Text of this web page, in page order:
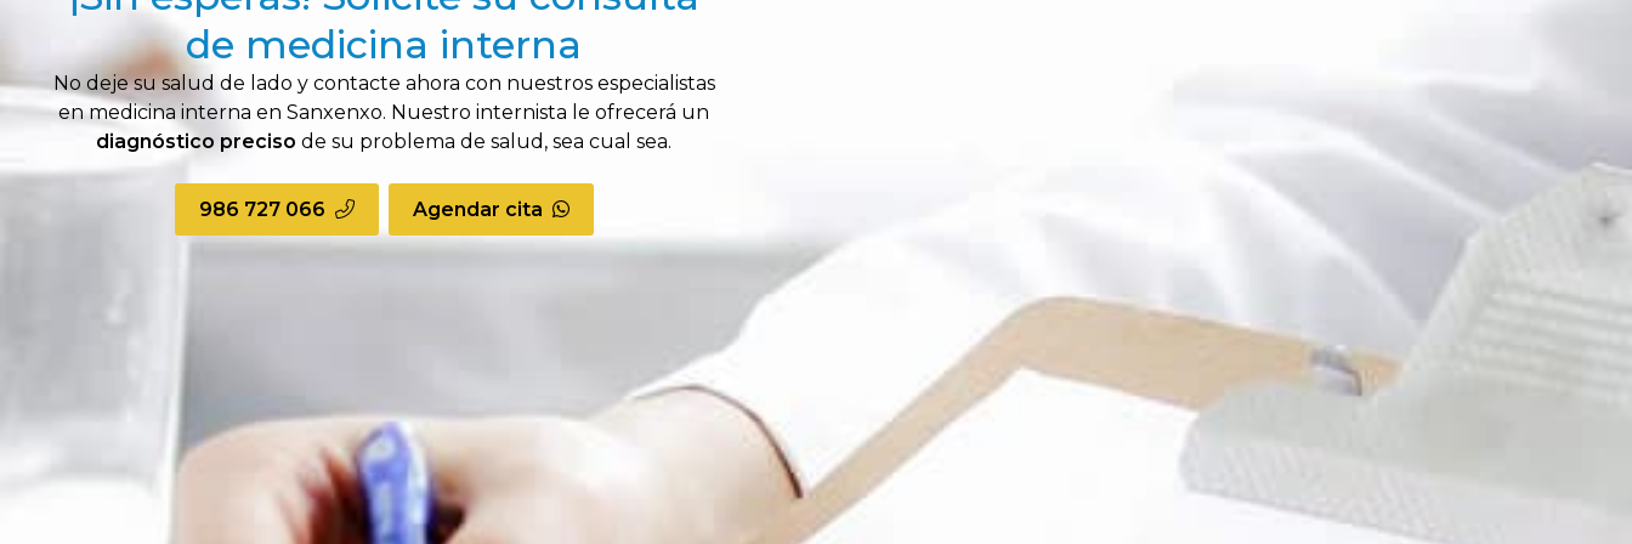
de medicina interna
No deje su salud de lado y contacte ahora con nuestros especialistas
en medicina interna en Sanxenxo. Nuestro internista le ofrecerá un
diagnóstico preciso de su problema de salud, sea cual sea.
986 727 066 Agendar cita